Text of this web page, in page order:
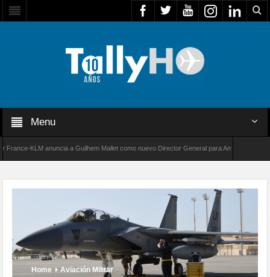
Menu
KLM anuncia a Guilhem Mallet como nuevo Director General para América Latina
Home Aviación Militar